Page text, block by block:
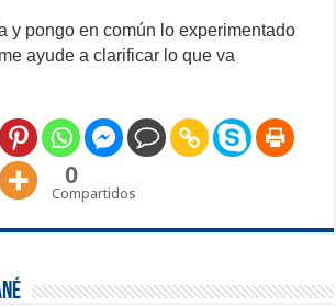
y pongo en común lo experimentado
ayude a clarificar lo que va
0
Compartidos